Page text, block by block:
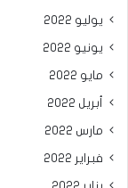
يوليو 2022
يونيو 2022
مايو 2022
أبريل 2022
مارس 2022
فبراير 2022